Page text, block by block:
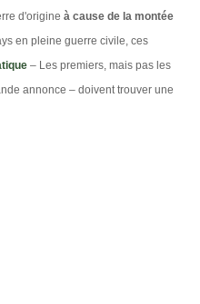
d'origine à cause de la montée
en pleine guerre civile, ces
– Les premiers, mais pas les
annonce – doivent trouver une